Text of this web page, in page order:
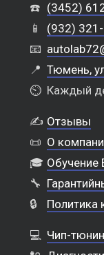
☎️ (3452)
📱
(932)
📧
📍 Тюмень,
⏲️ Каждый
✍️ Отзывы
📜 О
🎓 Обучение
🔧
🔒
Политика
💻 Чип-